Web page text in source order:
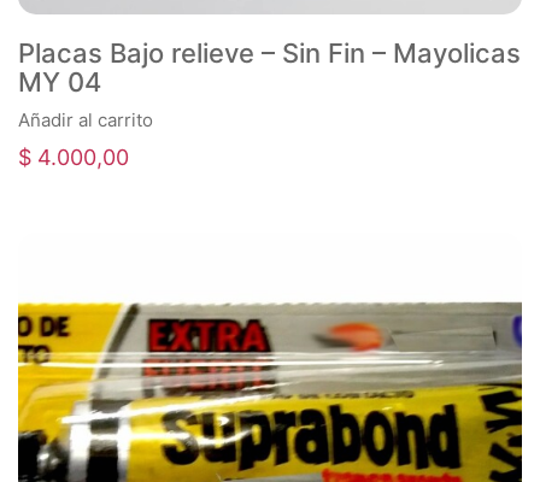
Placas Bajo relieve – Sin Fin – Mayolicas
MY 04
Añadir al carrito
$ 4.000,00